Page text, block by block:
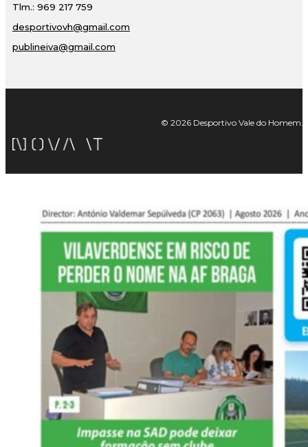
Tlm.: 969 217 759
desportivovh@gmail.com
publineiva@gmail.com
© 2026 Desportivo Vale do Homem.